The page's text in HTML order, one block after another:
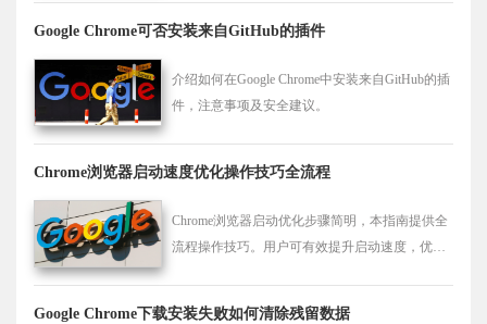
Google Chrome可否安装来自GitHub的插件
介绍如何在Google Chrome中安装来自GitHub的插
件，注意事项及安全建议。
Chrome浏览器启动速度优化操作技巧全流程
Chrome浏览器启动优化步骤简明，本指南提供全
流程操作技巧。用户可有效提升启动速度，优化
Google Chrome下载安装失败如何清除残留数据